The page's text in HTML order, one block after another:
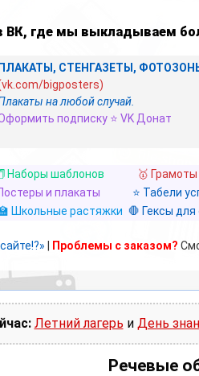
ВК, где мы выкладываем
ПЛАКАТЫ, СТЕНГАЗЕТЫ,
bigposters)
на любой случай.
подписку ⭐ VK Донат
Наборы шаблонов 🥇
и плакаты ⭐ Табели
Школьные растяжки 🛑 Гексы
Проблемы с заказом?
Летний лагерь и День
Речевые